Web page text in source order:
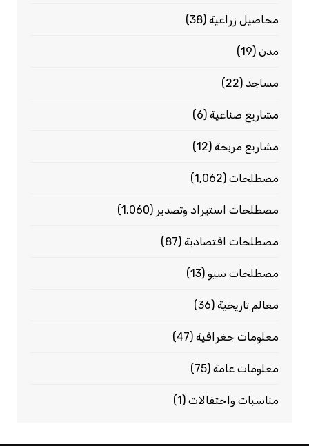
محاصيل زراعية(38)
مدن(19)
مساجد(22)
مشاريع صناعية(6)
مشاريع مربحة(12)
مصطلحات(1٬062)
مصطلحات استيراد وتصدير (1٬060)
مصطلحات اقتصادية(87)
مصطلحات سيو(13)
معالم تاريخية(36)
معلومات جغرافية(47)
معلومات عامة(75)
مناسبات واحتفالات(1)